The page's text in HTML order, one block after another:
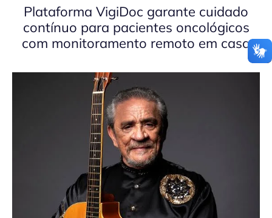
Plataforma VigiDoc garante cuidado
contínuo para pacientes oncológicos
com monitoramento remoto em casa